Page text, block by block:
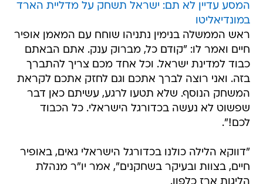
המסע עדיין לא תם: ישראל תשחק על מדליית הארד
במונדיאליטו
ראש הממשלה בנימין נתניהו שוחח עם המאמן אופיר
חיים ואמר לו: "קודם כל, מברוק ענק. אתם הבאתם
כבוד למדינת ישראל. וכל אחד מכם צריך להתברך
בזה. ואני רוצה לברך אתכם וגם לחזק אתכם לקראת
המשחק הנוסף. שלא תטעו לרגע, עשיתם כאן דבר
שפשוט לא נעשה בכדורגל הישראלי. כל הכבוד
לכם!".
"דווקא הלילה כולנו בכדורגל הישראלי גאים, באופיר
חיים, בצוות ובעיקר בשחקנים", אמר יו"ר מנהלת